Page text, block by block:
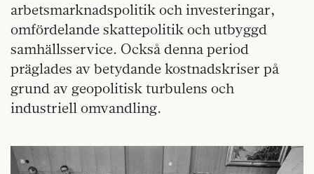
arbetsmarknadspolitik och investeringar,
omfördelande skattepolitik och utbyggd
samhällsservice. Också denna period
präglades av betydande kostnadskriser på
grund av geopolitisk turbulens och
industriell omvandling.